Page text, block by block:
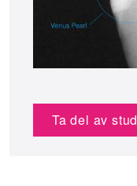
Ta del av